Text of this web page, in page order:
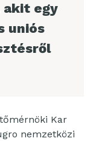
egy
uniós
Kar
nemzetközi